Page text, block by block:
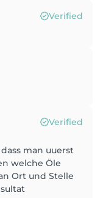
Verified
Verified
man uuerst
welche Öle
Ort und Stelle